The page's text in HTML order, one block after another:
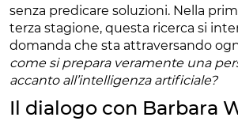
senza predicare soluzioni. Nella
terza stagione, questa ricerca si
domanda che sta attraversando
come si prepara veramente una
accanto all’intelligenza artificiale?
Il dialogo con Barbara